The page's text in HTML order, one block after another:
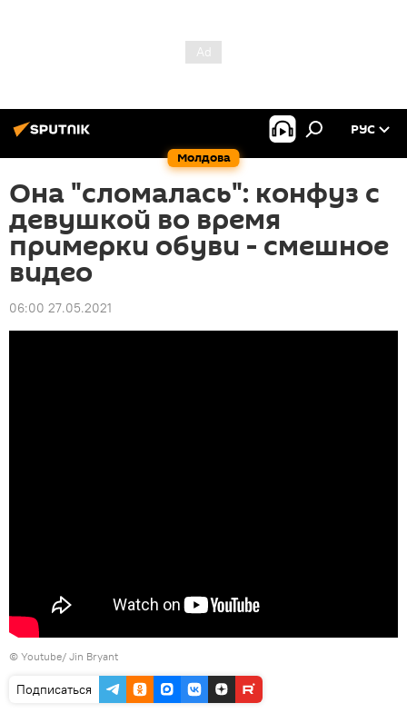
Молдова
РУС
Она "сломалась": конфуз с
девушкой во время
примерки обуви - смешное
видео
06:00 27.05.2021
© Youtube/ Jin Bryant
Подписаться